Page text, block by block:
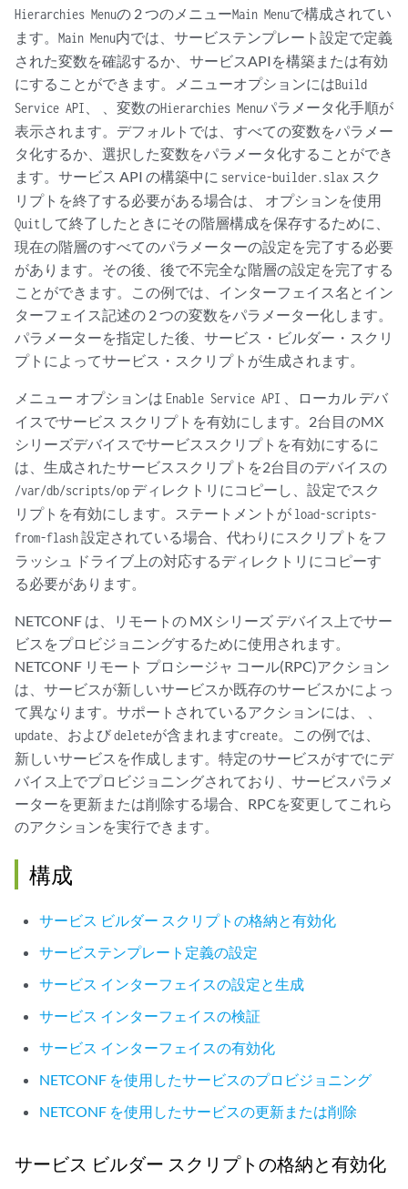
Hierarchies Menuの 2 つのメニューMain Menuで構成されてい
ます。 Main Menu内では、サービステンプレート設定で定義
された変数を確認するか、サービスAPIを構築または有効
にすることができます。メニューオプションにはBuild
Service API
、 、変数のHierarchies Menuパラメータ化手順が
表示されます。デフォルトでは、すべての変数をパラメー
タ化するか、選択した変数をパラメータ化することができ
ます。サービス API の構築中に service-builder.slax スク
リプトを終了する必要がある場合は、 オプションを使用
Quitして終了したときにその階層構成を保存するために、
現在の階層のすべてのパラメーターの設定を完了する必要
があります。その後、後で不完全な階層の設定を完了する
ことができます。この例では、インターフェイス名とイン
ターフェイス記述の 2 つの変数をパラメーター化します。
パラメーターを指定した後、サービス・ビルダー・スクリ
プトによってサービス・スクリプトが生成されます。
メニュー オプションは Enable Service API
、ローカル デバ
イスでサービス スクリプトを有効にします。2台目のMX
シリーズデバイスでサービススクリプトを有効にするに
は、生成されたサービススクリプトを2台目のデバイスの
/var/db/scripts/op ディレクトリにコピーし、設定でスク
リプトを有効にします。ステートメントが load-scripts-
from-flash設定されている場合、代わりにスクリプトをフ
ラッシュ ドライブ上の対応するディレクトリにコピーす
る必要があります。
NETCONF は、リモートの MX シリーズ デバイス上でサー
ビスをプロビジョニングするために使用されます。
NETCONF リモート プロシージャ コール(RPC)アクション
は、サービスが新しいサービスか既存のサービスかによっ
て異なります。サポートされているアクションには、 、
update 、およびdeleteが含まれますcreate。この例では、
新しいサービスを作成します。特定のサービスがすでにデ
バイス上でプロビジョニングされており、サービスパラメ
ーターを更新または削除する場合、RPCを変更してこれら
のアクションを実行できます。
構成
サービス ビルダー スクリプトの格納と有効化
サービステンプレート定義の設定
サービス インターフェイスの設定と生成
サービス インターフェイスの検証
サービス インターフェイスの有効化
NETCONF を使用したサービスのプロビジョニング
NETCONF を使用したサービスの更新または削除
サービス ビルダー スクリプトの格納と有効化